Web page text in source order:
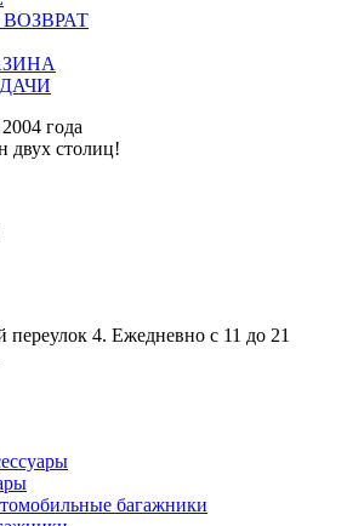
года
двух столиц!
переулок 4. Ежедневно с 11 до 21
багажники